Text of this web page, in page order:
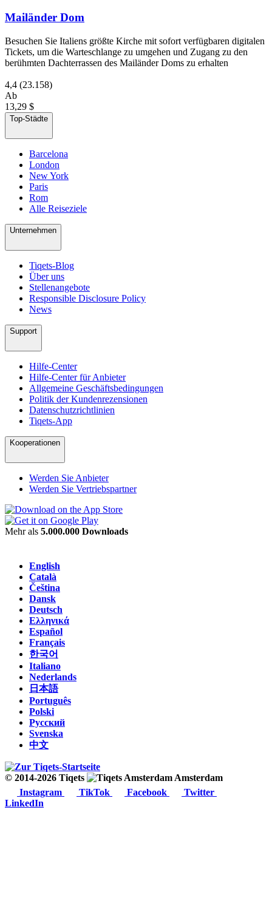
Mailänder Dom
Besuchen Sie Italiens größte Kirche mit sofort verfügbaren digitalen
Tickets, um die Warteschlange zu umgehen und Zugang zu den
berühmten Dachterrassen des Mailänder Doms zu erhalten
4,4 (23.158)
Ab
13,29 $
Top-Städte
Barcelona
London
New York
Paris
Rom
Alle Reiseziele
Unternehmen
Tiqets-Blog
Über uns
Stellenangebote
Responsible Disclosure Policy
News
Support
Hilfe-Center
Hilfe-Center für Anbieter
Allgemeine Geschäftsbedingungen
Politik der Kundenrezensionen
Datenschutzrichtlinien
Tiqets-App
Kooperationen
Werden Sie Anbieter
Werden Sie Vertriebspartner
Mehr als 5.000.000 Downloads
English
Català
Čeština
Dansk
Deutsch
Ελληνικά
Español
Français
한국어
Italiano
Nederlands
日本語
Português
Polski
Русский
Svenska
中文
© 2014-2026 Tiqets
Amsterdam
Instagram
TikTok Facebook
Twitter
LinkedIn